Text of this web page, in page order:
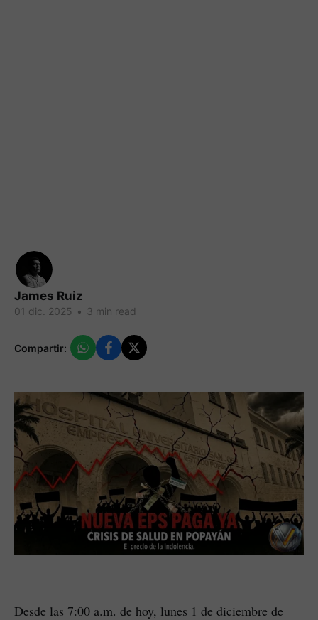
James Ruiz
01 dic. 2025 • 3 min read
Compartir:
Desde las 7:00 a.m. de hoy, lunes 1 de diciembre de